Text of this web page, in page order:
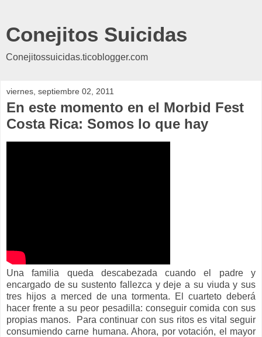
Conejitos Suicidas
Conejitossuicidas.ticoblogger.com
viernes, septiembre 02, 2011
En este momento en el Morbid Fest
Costa Rica: Somos lo que hay
Una familia queda descabezada cuando el padre y
encargado de su sustento fallezca y deje a su viuda y sus
tres hijos a merced de una tormenta. El cuarteto deberá
hacer frente a su peor pesadilla: conseguir comida con sus
propias manos. Para continuar con sus ritos es vital seguir
consumiendo carne humana. Ahora, por votación, el mayor